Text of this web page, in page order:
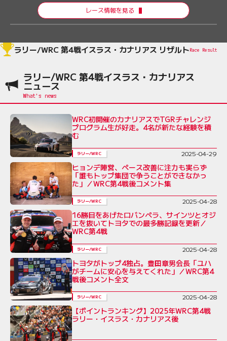
レース情報を見る
ラリー/WRC 第4戦イスラス・カナリアス リザルトRace Result
ラリー/WRC 第4戦イスラス・カナリアス
ニュース
WRC初開催のカナリアスでTGRチャレンジ
プログラム生が好走。4名が新たな経験を積
む
ラリー/WRC 2025-04-29
ヒョンデ陣営、ペース改善に注力も実らず
「誰もトップ集団で争うことができなかっ
た」／WRC第4戦後コメント集
ラリー/WRC 2025-04-28
16勝目をあげたロバンペラ、サインツとオジ
エを抜いてトヨタでの最多勝記録を更新／
WRC第4戦
ラリー/WRC 2025-04-28
トヨタがトップ4独占。豊田章男会長「ユハ
がチームに安心を与えてくれた」／WRC第4
戦後コメント全文
ラリー/WRC 2025-04-28
【ポイントランキング】2025年WRC第4戦
ラリー・イスラス・カナリアス後